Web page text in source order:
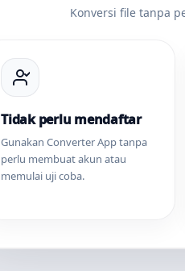
Konversi file tanpa
Tidak perlu mendaftar
Gunakan Converter App tanpa
perlu membuat akun atau
memulai uji coba.